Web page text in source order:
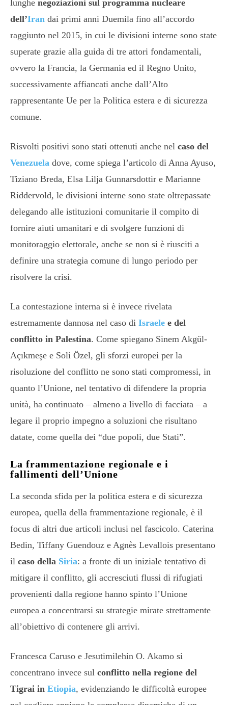
lunghe negoziazioni sul programma nucleare
dell’Iran dai primi anni Duemila fino all’accordo
raggiunto nel 2015, in cui le divisioni interne sono state
superate grazie alla guida di tre attori fondamentali,
ovvero la Francia, la Germania ed il Regno Unito,
successivamente affiancati anche dall’Alto
rappresentante Ue per la Politica estera e di sicurezza
comune.
Risvolti positivi sono stati ottenuti anche nel caso del
Venezuela dove, come spiega l’articolo di Anna Ayuso,
Tiziano Breda, Elsa Lilja Gunnarsdottir e Marianne
Riddervold, le divisioni interne sono state oltrepassate
delegando alle istituzioni comunitarie il compito di
fornire aiuti umanitari e di svolgere funzioni di
monitoraggio elettorale, anche se non si è riusciti a
definire una strategia comune di lungo periodo per
risolvere la crisi.
La contestazione interna si è invece rivelata
estremamente dannosa nel caso di Israele e del
conflitto in Palestina. Come spiegano Sinem Akgül-
Açıkmeşe e Soli Özel, gli sforzi europei per la
risoluzione del conflitto ne sono stati compromessi, in
quanto l’Unione, nel tentativo di difendere la propria
unità, ha continuato – almeno a livello di facciata – a
legare il proprio impegno a soluzioni che risultano
datate, come quella dei “due popoli, due Stati”.
La frammentazione regionale e i
fallimenti dell’Unione
La seconda sfida per la politica estera e di sicurezza
europea, quella della frammentazione regionale, è il
focus di altri due articoli inclusi nel fascicolo. Caterina
Bedin, Tiffany Guendouz e Agnès Levallois presentano
il caso della Siria: a fronte di un iniziale tentativo di
mitigare il conflitto, gli accresciuti flussi di rifugiati
provenienti dalla regione hanno spinto l’Unione
europea a concentrarsi su strategie mirate strettamente
all’obiettivo di contenere gli arrivi.
Francesca Caruso e Jesutimilehin O. Akamo si
concentrano invece sul conflitto nella regione del
Tigrai in Etiopia, evidenziando le difficoltà europee